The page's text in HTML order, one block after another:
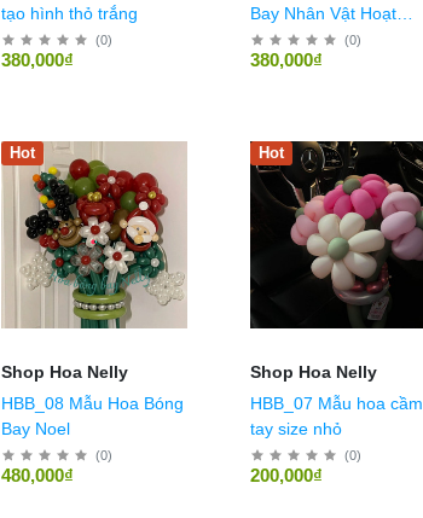
tạo hình thỏ trắng
(0)
380,000₫
Bay Nhân Vật Hoạt
Hình Pooh
(0)
380,000₫
Hot
Shop Hoa Nelly
HBB_08 Mẫu Hoa Bóng
Bay Noel
(0)
480,000₫
Hot
Shop Hoa Nelly
HBB_07 Mẫu hoa cầm
tay size nhỏ
(0)
200,000₫